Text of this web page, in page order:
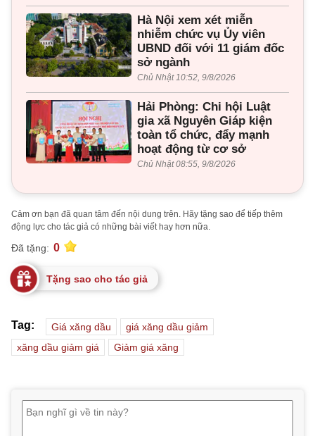
Hà Nội xem xét miễn
nhiễm chức vụ Ủy viên
UBND đối với 11 giám đốc
sở ngành
Chủ Nhật 10:52, 9/8/2026
Hải Phòng: Chi hội Luật
gia xã Nguyên Giáp kiện
toàn tổ chức, đẩy mạnh
hoạt động từ cơ sở
Chủ Nhật 08:55, 9/8/2026
Cảm ơn bạn đã quan tâm đến nội dung trên. Hãy tặng sao để tiếp thêm
động lực cho tác giả có những bài viết hay hơn nữa.
Đã tặng: 0
Tặng sao cho tác giả
Tag: Giá xăng dầu
giá xăng dầu giảm
xăng dầu giảm giá
Giảm giá xăng